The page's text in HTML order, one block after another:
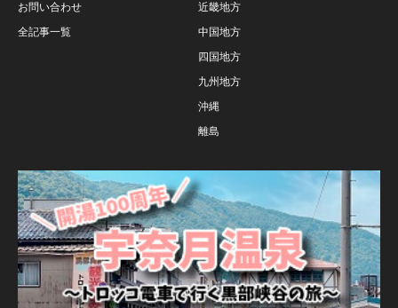
お問い合わせ
全記事一覧
近畿地方
中国地方
四国地方
九州地方
沖縄
離島